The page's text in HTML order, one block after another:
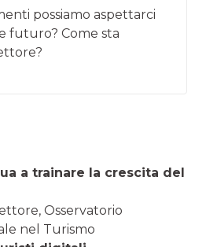
possiamo aspettarci
futuro? Come sta
a trainare la crescita del
Osservatorio
nel Turismo